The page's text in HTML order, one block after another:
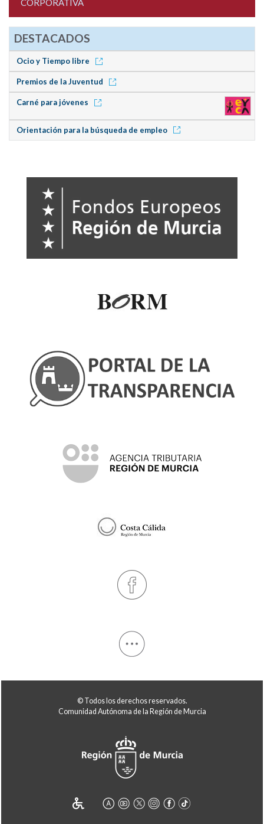
CORPORATIVA
DESTACADOS
Ocio y Tiempo libre
Premios de la Juventud
Carné para jóvenes
Orientación para la búsqueda de empleo
© Todos los derechos reservados.
Comunidad Autónoma de la Región de Murcia